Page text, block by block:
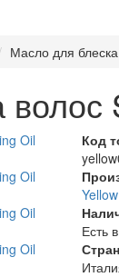
Масло для
Код
Yellow
Есть